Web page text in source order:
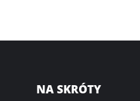
NA SKRÓTY